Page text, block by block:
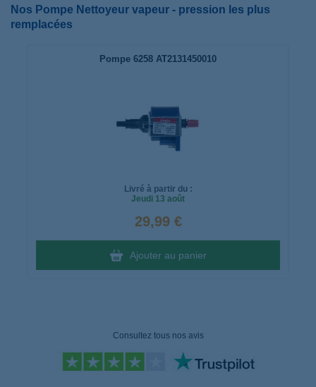
Nos Pompe Nettoyeur vapeur - pression les plus
remplacées
Pompe 6258 AT2131450010
Livré à partir du :
Jeudi 13 août
29,99 €
Ajouter au panier
Consultez tous nos avis